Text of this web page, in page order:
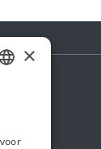
ENGLISH
×